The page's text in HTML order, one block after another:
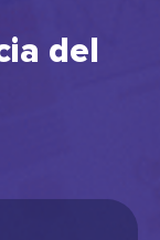
del